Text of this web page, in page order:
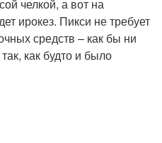
челкой, а вот на
ирокез. Пикси не требует
средств – как бы ни
как будто и было